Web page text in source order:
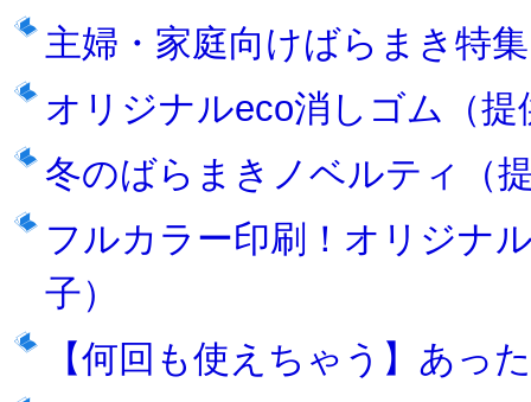
主婦・家庭向けばらまき特
オリジナルeco消しゴム（提
冬のばらまきノベルティ（
フルカラー印刷！オリジナ
子）
【何回も使えちゃう】あっ